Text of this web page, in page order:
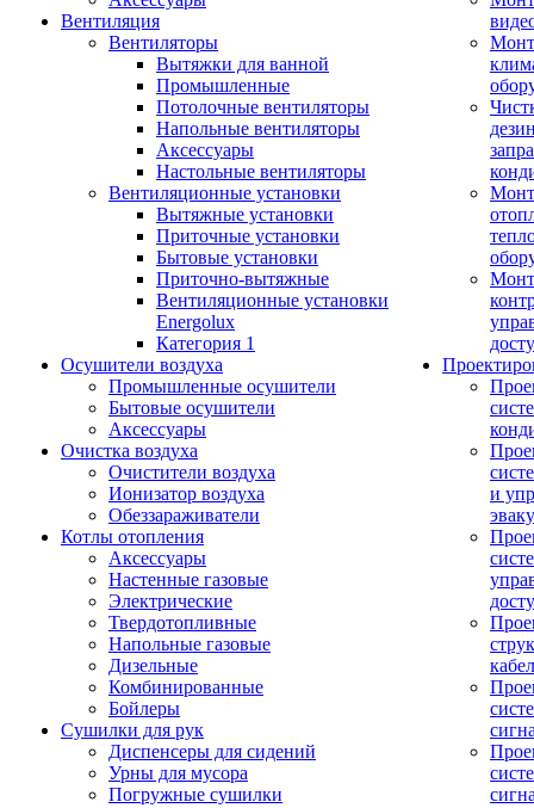
Вентиляция
Вентиляторы
Вытяжки для ванной
Промышленные
Потолочные вентиляторы
Напольные вентиляторы
Аксессуары
Настольные вентиляторы
Вентиляционные установки
Вытяжные установки
Приточные установки
Бытовые установки
Приточно-вытяжные
Вентиляционные установки
Energolux
Категория 1
Осушители воздуха
Промышленные осушители
Бытовые осушители
Аксессуары
Очистка воздуха
Очистители воздуха
Ионизатор воздуха
Обеззараживатели
Котлы отопления
Аксессуары
Настенные газовые
Электрические
Твердотопливные
Напольные газовые
Дизельные
Комбинированные
Бойлеры
Сушилки для рук
Диспенсеры для сидений
Урны для мусора
Погружные сушилки
и